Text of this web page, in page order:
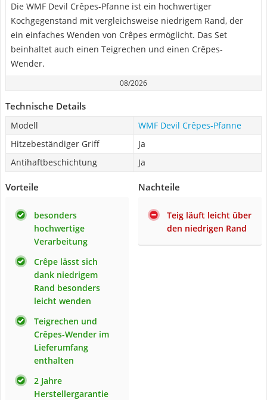
Die WMF Devil Crêpes-Pfanne ist ein hochwertiger
Kochgegenstand mit vergleichsweise niedrigem Rand, der
ein einfaches Wenden von Crêpes ermöglicht. Das Set
beinhaltet auch einen Teigrechen und einen Crêpes-
Wender.
08/2026
Technische Details
Modell
WMF Devil Crêpes-Pfanne
Hitzebeständiger Griff
Ja
Antihaftbeschichtung
Ja
Vorteile
besonders
hochwertige
Verarbeitung
Crêpe lässt sich
dank niedrigem
Rand besonders
leicht wenden
Teigrechen und
Crêpes-Wender im
Lieferumfang
enthalten
2 Jahre
Herstellergarantie
Nachteile
Teig läuft leicht über
den niedrigen Rand